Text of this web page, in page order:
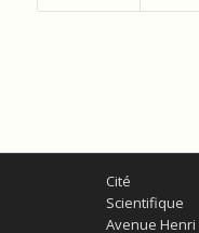
Cité
Scientifique
Avenue Henri